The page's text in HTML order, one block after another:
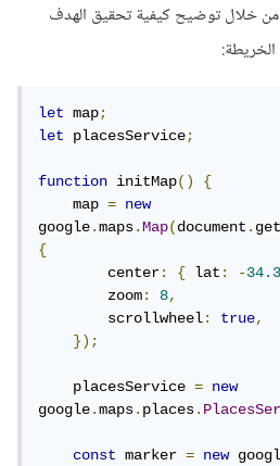
خلال توضيح كيفية تحقيق الهدف
let map;
let
placesService;
function initMap()
{
    map
=
new
google.maps.Map(document.
{
        center
: { lat: -
        zoom
: 8,
        scrollwheel
: true,
});
    placesService
=
new
google.maps.places.
const marker = new